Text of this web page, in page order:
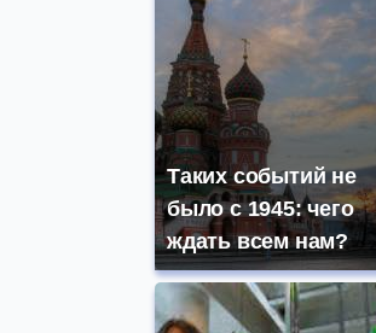
Таких событий не
было с 1945: чего
ждать всем нам?